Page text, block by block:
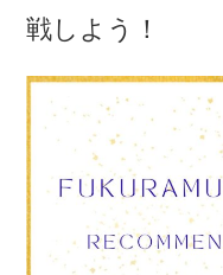
戦しよう！